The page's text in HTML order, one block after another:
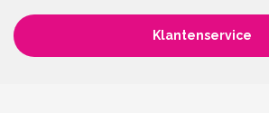
Klantenservice